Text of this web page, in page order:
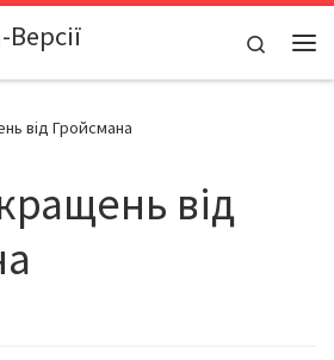
Search
від Гройсмана
від